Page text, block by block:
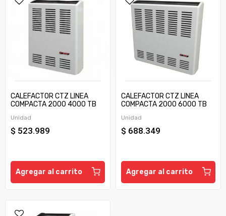
CALEFACTOR CTZ LINEA
COMPACTA 2000 4000 TB
Unidad
$ 523.989
Agregar al carrito
CALEFACTOR CTZ LINEA
COMPACTA 2000 6000 TB
Unidad
$ 688.349
Agregar al carrito